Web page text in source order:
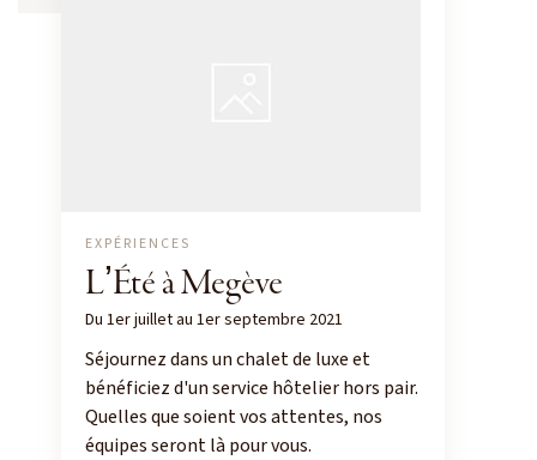
EXPÉRIENCES
LʼÉté à Megève
Du 1er juillet au 1er septembre 2021
Séjournez dans un chalet de luxe et
bénéficiez d'un service hôtelier hors pair.
Quelles que soient vos attentes, nos
équipes seront là pour vous.